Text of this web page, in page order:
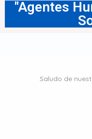
"Agentes
Saludo de